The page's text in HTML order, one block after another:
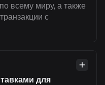
всему миру, а также
с
для